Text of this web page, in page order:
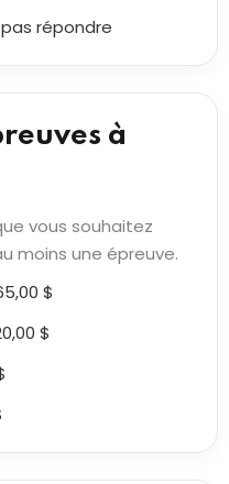
répondre
à
vous souhaitez
moins une épreuve.
$
$